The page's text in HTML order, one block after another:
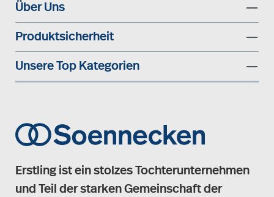
Über Uns
Produktsicherheit
Unsere Top Kategorien
Erstling ist ein stolzes Tochterunternehmen
und Teil der starken Gemeinschaft der